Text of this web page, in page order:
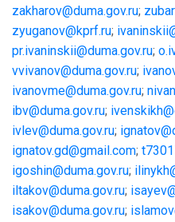
zakharov@duma.gov.ru;
zyuganov@kprf.ru;
pr.ivaninskii@duma.gov.ru;
vvivanov@duma.gov.ru;
ivanovme@duma.gov.ru;
ibv@duma.gov.ru;
ivlev@duma.gov.ru;
ignatov.gd@gmail.com;
igoshin@duma.gov.ru;
iltakov@duma.gov.ru;
isakov@duma.gov.ru;